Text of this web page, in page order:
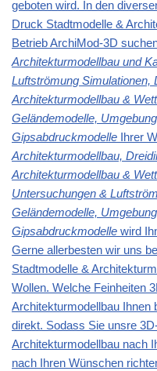
geboten wird. In den
Druck Stadtmodelle &
Betrieb ArchiMod-3D
Architekturmodellbau und
Luftströmung Simulationen,
Architekturmodellbau &
Geländemodelle,
Gipsabdruckmodelle Ihrer
Architekturmodellbau,
Architekturmodellbau &
Untersuchungen &
Geländemodelle,
Gipsabdruckmodelle wird
Gerne allerbesten wir uns
Stadtmodelle &
Wollen. Welche Feinheiten
Architekturmodellbau Ihnen
direkt. Sodass Sie unsre
Architekturmodellbau nach
nach Ihren Wünschen